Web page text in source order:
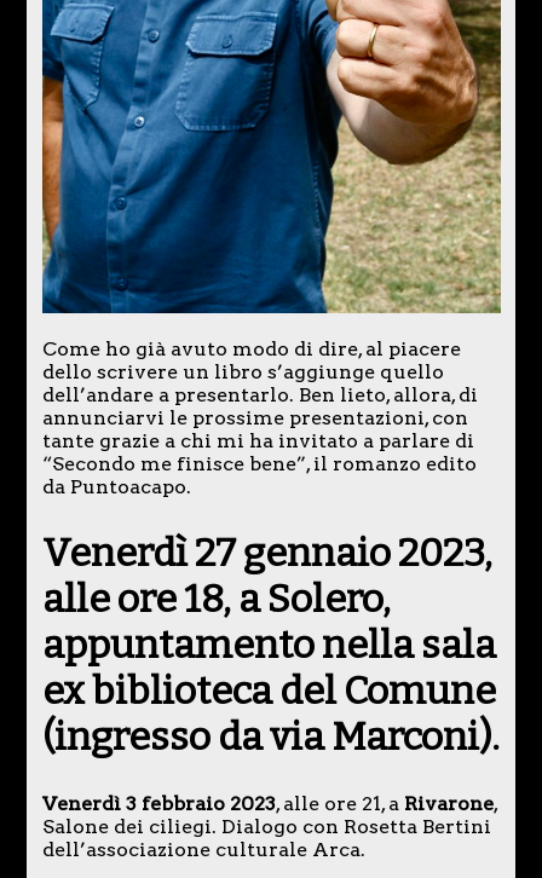
Come ho già avuto modo di dire, al piacere
dello scrivere un libro s’aggiunge quello
dell’andare a presentarlo. Ben lieto, allora, di
annunciarvi le prossime presentazioni, con
tante grazie a chi mi ha invitato a parlare di
“Secondo me finisce bene”, il romanzo edito
da Puntoacapo.
Venerdì 27 gennaio 2023,
alle ore 18, aSolero,
appuntamento nella sala
ex biblioteca del Comune
(ingresso da via Marconi).
Venerdì 3 febbraio 2023, alle ore 21, a Rivarone,
Salone dei ciliegi. Dialogo con Rosetta Bertini
dell’associazione culturale Arca.